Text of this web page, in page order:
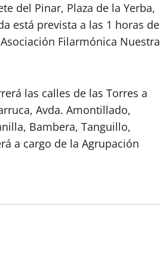
del Pinar, Plaza de la Yerba,
está prevista a las 1 horas de
Filarmónica Nuestra
las calles de las Torres a
Avda. Amontillado,
Bambera, Tanguillo,
a cargo de la Agrupación